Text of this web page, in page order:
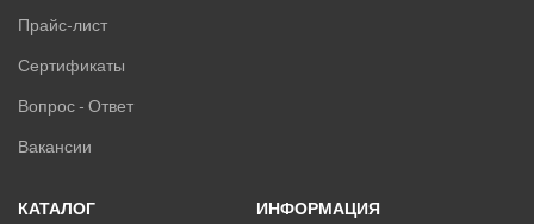
Прайс-лист
Сертификаты
Вопрос - Ответ
Вакансии
КАТАЛОГ
ИНФОРМАЦИЯ